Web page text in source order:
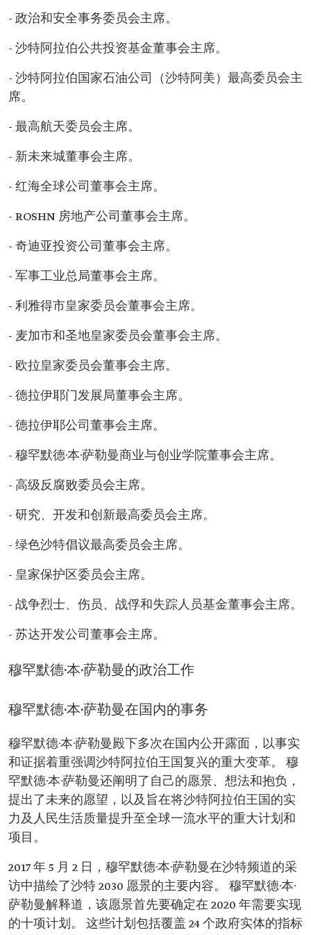
- 政治和安全事务委员会主席。
- 沙特阿拉伯公共投资基金董事会主席。
- 沙特阿拉伯国家石油公司（沙特阿美）最高委员会主
席。
- 最高航天委员会主席。
- 新未来城董事会主席。
- 红海全球公司董事会主席。
- ROSHN 房地产公司董事会主席。
- 奇迪亚投资公司董事会主席。
- 军事工业总局董事会主席。
- 利雅得市皇家委员会董事会主席。
- 麦加市和圣地皇家委员会董事会主席。
- 欧拉皇家委员会董事会主席。
- 德拉伊耶门发展局董事会主席。
- 德拉伊耶公司董事会主席。
- 穆罕默德·本·萨勒曼商业与创业学院董事会主席。
- 高级反腐败委员会主席。
- 研究、开发和创新最高委员会主席。
- 绿色沙特倡议最高委员会主席。
- 皇家保护区委员会主席。
- 战争烈士、伤员、战俘和失踪人员基金董事会主席。
- 苏达开发公司董事会主席。
穆罕默德·本·萨勒曼的政治工作
穆罕默德·本·萨勒曼在国内的事务
穆罕默德·本·萨勒曼殿下多次在国内公开露面，以事实
和证据着重强调沙特阿拉伯王国复兴的重大变革。 穆
罕默德·本·萨勒曼还阐明了自己的愿景、想法和抱负，
提出了未来的愿望，以及旨在将沙特阿拉伯王国的实
力及人民生活质量提升至全球一流水平的重大计划和
项目。
2017 年 5 月 2 日，穆罕默德·本·萨勒曼在沙特频道的采
访中描绘了沙特 2030 愿景的主要内容。 穆罕默德·本·
萨勒曼解释道，该愿景首先要确定在 2020 年需要实现
的十项计划。 这些计划包括覆盖 24 个政府实体的指标